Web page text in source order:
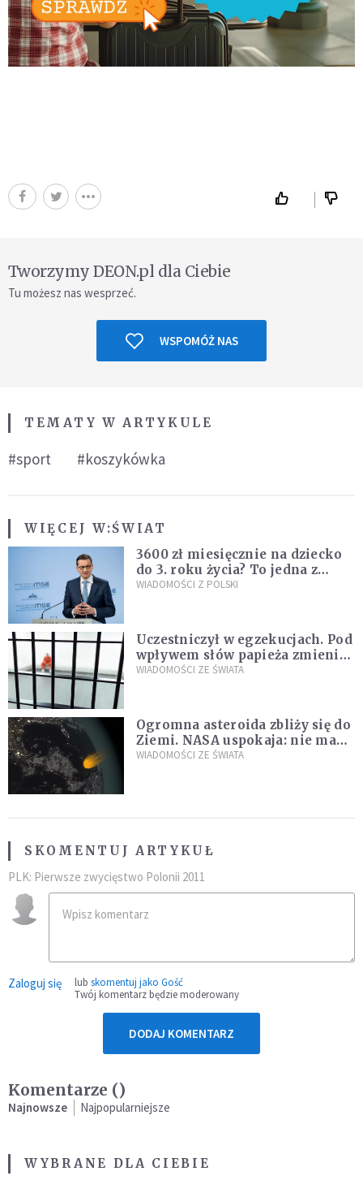
Tworzymy DEON.pl dla Ciebie
Tu możesz nas wesprzeć.
WSPOMÓŻ NAS
TEMATY W ARTYKULE
#sport #koszykówka
WIĘCEJ W:ŚWIAT
3600 zł miesięcznie na dziecko
do 3. roku życia? To jedna z
propozycji programu "Rozwój
WIADOMOŚCI Z POLSKI
Uczestniczył w egzekucjach. Pod
wpływem słów papieża zmienił
zdanie
WIADOMOŚCI ZE ŚWIATA
Ogromna asteroida zbliży się do
Ziemi. NASA uspokaja: nie ma
zagrożenia
WIADOMOŚCI ZE ŚWIATA
SKOMENTUJ ARTYKUŁ
PLK: Pierwsze zwycięstwo Polonii 2011
Zaloguj się lub skomentuj jako Gość
Twój komentarz będzie moderowany
DODAJ KOMENTARZ
Komentarze ()
Najnowsze Najpopularniejsze
WYBRANE DLA CIEBIE